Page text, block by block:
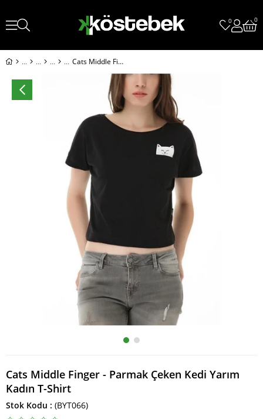
0 0
Cats Middle Finger - Parmak Çeken Kedi Yarım Kadın T-Shirt
Cats Middle Finger - Parmak Çeken Kedi Yarım
Kadın T-Shirt
Stok Kodu (BYT066)